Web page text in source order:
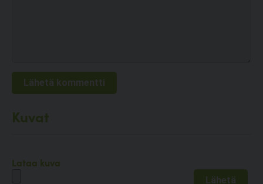
Kuvat
Lataa kuva